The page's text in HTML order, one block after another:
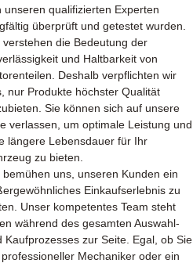
unseren qualifizierten Experten
überprüft und getestet wurden.
verstehen die Bedeutung der
und Haltbarkeit von
Deshalb verpflichten wir
nur Produkte höchster Qualität
Sie können sich auf unsere
verlassen, um optimale Leistung und
längere Lebensdauer für Ihr
zu bieten.
bemühen uns, unseren Kunden ein
Einkaufserlebnis zu
Unser kompetentes Team steht
während des gesamten Auswahl-
Kaufprozesses zur Seite. Egal, ob Sie
Mechaniker oder ein